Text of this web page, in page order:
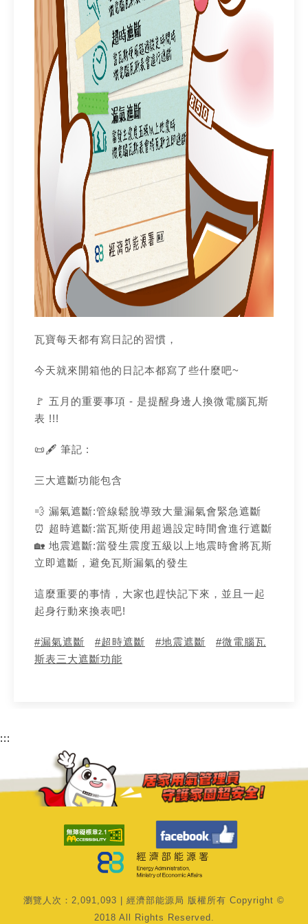
瓦寶每天都有寫日記的習慣，
今天就來開箱他的日記本都寫了些什麼吧~
🚩 五月的重要事項 - 是提醒身邊人換微電腦瓦斯
表 !!!
📜🖋 筆記 :
三大遮斷功能包含
💨 漏氣遮斷:管線鬆脫導致大量漏氣會緊急遮斷
⏰ 超時遮斷:當瓦斯使用超過設定時間會進行遮斷
🏡 地震遮斷:當發生震度五級以上地震時會將瓦斯
立即遮斷，避免瓦斯漏氣的發生
這麼重要的事情，大家也趕快記下來，並且一起
起身行動來換表吧!
#漏氣遮斷 #超時遮斷 #地震遮斷 #微電腦瓦
斯表三大遮斷功能
:::
瀏覽人次： 2,091,093 | 經濟部能源局 版權所有 Copyright ©
2018 All Rights Reserved.